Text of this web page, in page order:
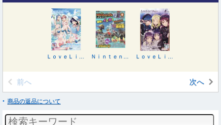
前へ 次へ
商品の返品について